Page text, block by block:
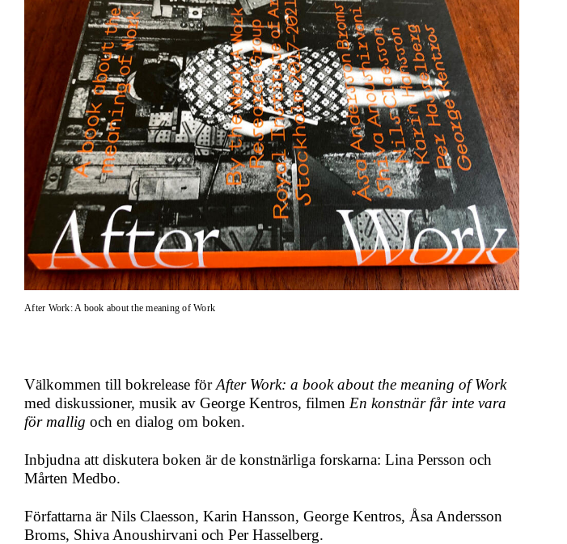
After Work: A book about the meaning of Work
Välkommen till bokrelease förAfter Work: a book about the meaning of Work
med diskussioner, musik av George Kentros, filmen En konstnär får inte vara
för mallig och en dialog om boken.
Inbjudna att diskutera boken är de konstnärliga forskarna: Lina Persson och
Mårten Medbo.
Författarna är Nils Claesson, Karin Hansson, George Kentros, Åsa Andersson
Broms, Shiva Anoushirvani och Per Hasselberg.